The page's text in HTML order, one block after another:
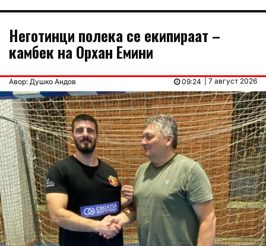
Неготинци полека се екипираат –
камбек на Орхан Емини
Авор: Душко Андов | 7 август 2026
09:24